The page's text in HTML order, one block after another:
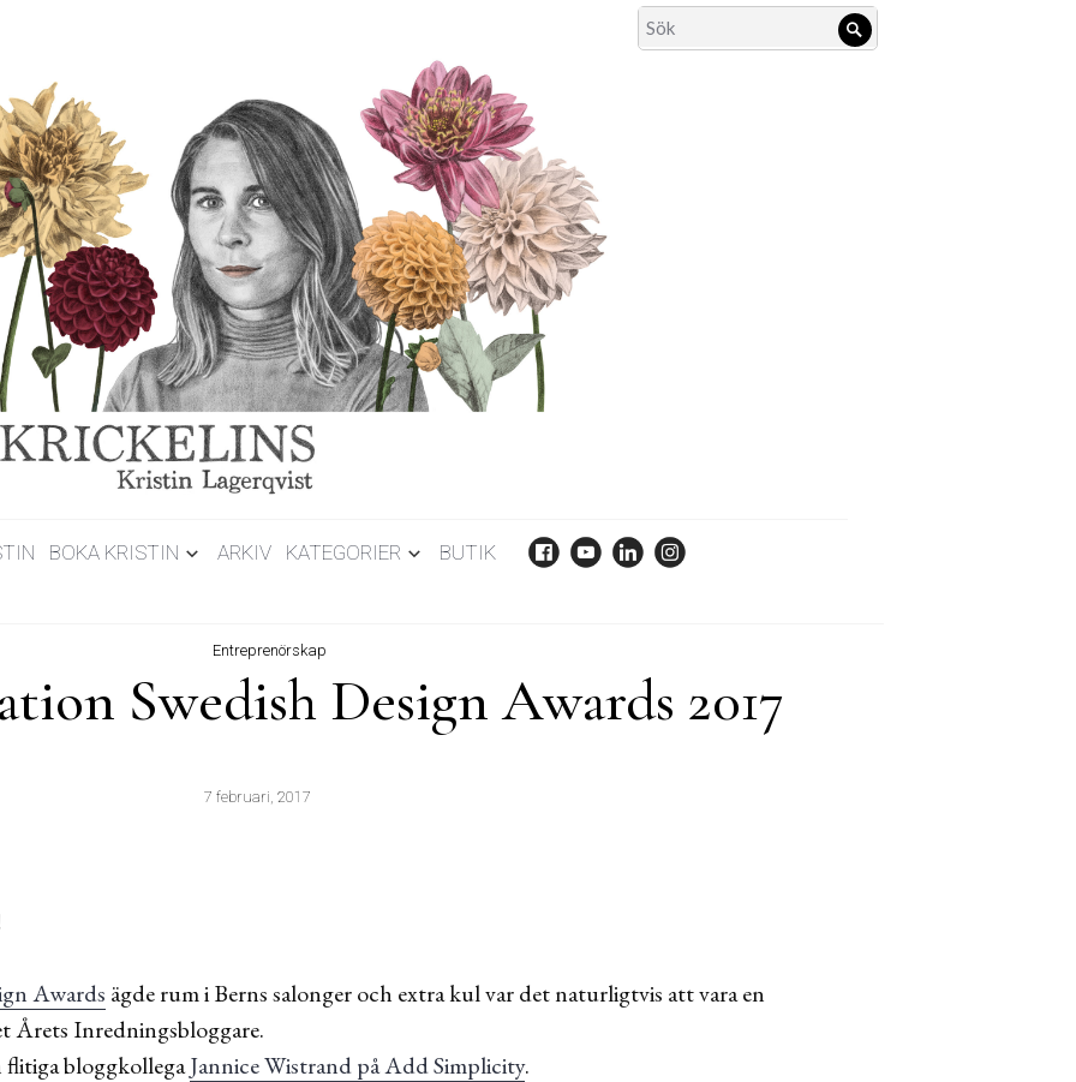
BOKA KRISTIN ARKIV KATEGORIER BUTIK
Search
Sök
Entreprenörskap
Swedish Design Awards 2017
7 februari, 2017
Awards ägde rum i Berns salonger och extra kul var det naturligtvis att vara en
Årets Inredningsbloggare.
bloggkollegaJannice Wistrand på Add Simplicity.